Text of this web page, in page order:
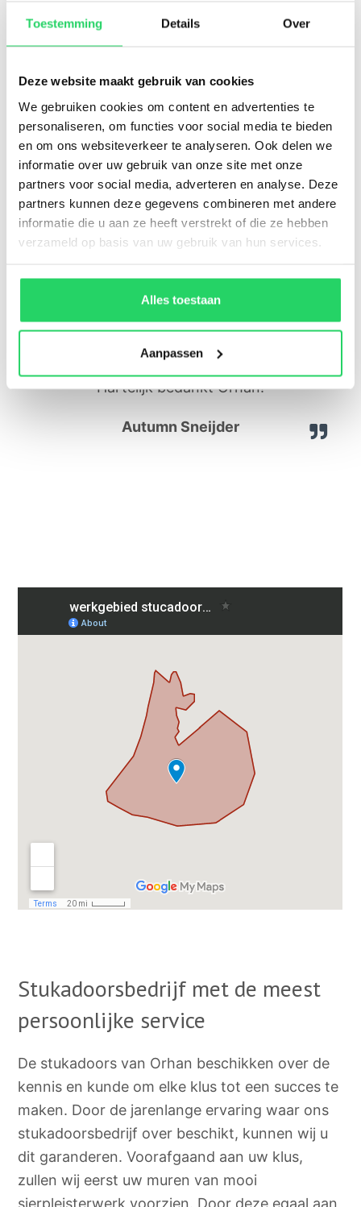
Toestemming Details Over
Deze website maakt gebruik van cookies
We gebruiken cookies om content en advertenties te
personaliseren, om functies voor social media te bieden
en om ons websiteverkeer te analyseren. Ook delen we
informatie over uw gebruik van onze site met onze
partners voor social media, adverteren en analyse. Deze
partners kunnen deze gegevens combineren met andere
informatie die u aan ze heeft verstrekt of die ze hebben
verzameld op basis van uw gebruik van hun services.
Alles toestaan
Aanpassen
We hadden een oud huis opgekocht en het
opgeleverd. Snelle duidelijke service.
Hartelijk bedankt Orhan!
Autumn Sneijder
Stukadoorsbedrijf met de meest
persoonlijke service
De stukadoors van Orhan beschikken over de
kennis en kunde om elke klus tot een succes te
maken. Door de jarenlange ervaring waar ons
stukadoorsbedrijf over beschikt, kunnen wij u
dit garanderen. Voorafgaand aan uw klus,
zullen wij eerst uw muren van mooi
sierpleisterwerk voorzien. Door deze egaal aan